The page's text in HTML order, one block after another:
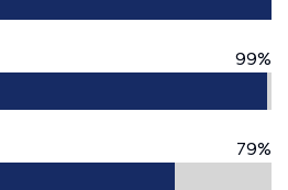
99%
79%